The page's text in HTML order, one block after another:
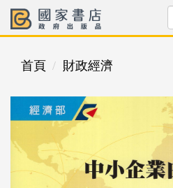
首頁 財政經濟